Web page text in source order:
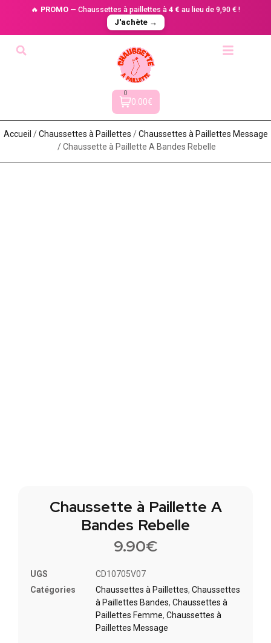
🔥 PROMO — Chaussettes à paillettes à 4 € au lieu de 9,90 € !
J'achète →
0
0.00€
Accueil /Chaussettes à Paillette​s /Chaussettes à Paillettes Message​
/ Chaussette à Paillette A Bandes Rebelle
Chaussette à Paillette A
Bandes Rebelle
9.90€
UGS
CD10705V07
Catégories
Chaussettes à Paillette​s, Chaussettes
à Paillettes Bandes​, Chaussettes à
Paillettes Femme, Chaussettes à
Paillettes Message​